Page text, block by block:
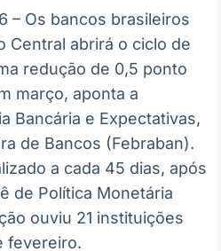
Energia
energia elétrica
no Brasil
Broadcast
White Label
Plataforma para
personalizados
– Os bancos brasileiros
Central abrirá o ciclo de
redução de 0,5 ponto
março, aponta a
Bancária e Expectativas,
de Bancos (Febraban).
a cada 45 dias, após
de Política Monetária
ouviu 21 instituições
fevereiro.